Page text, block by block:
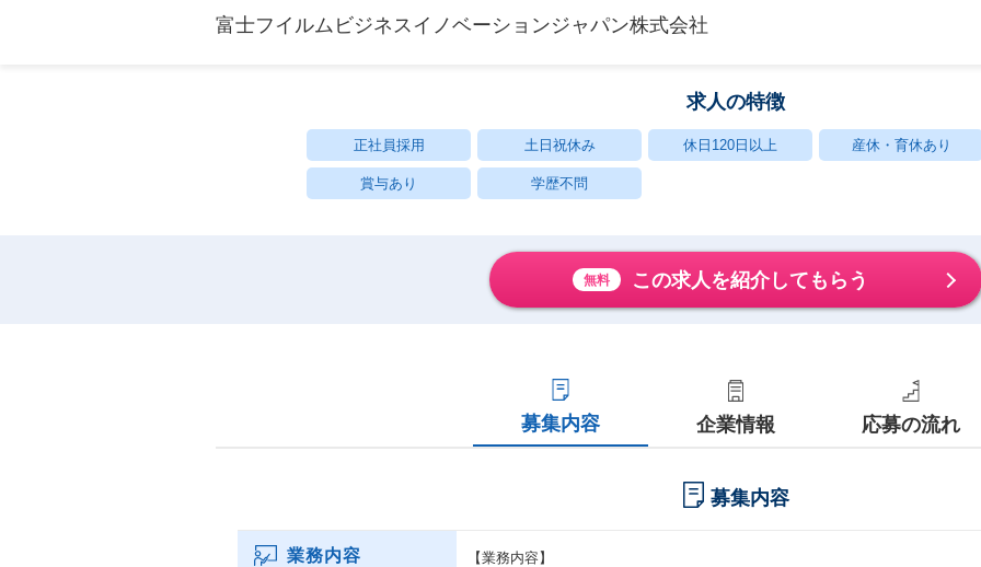
富士フイルムビジネスイノベーションジャパン株式会社
求人の特徴
正社員採用 土日祝休み 休日120日以上 産休・育休あり
賞与あり 学歴不問
無料 この求人を紹介してもらう
募集内容 企業情報 応募の流れ
募集内容
業務内容
【業務内容】